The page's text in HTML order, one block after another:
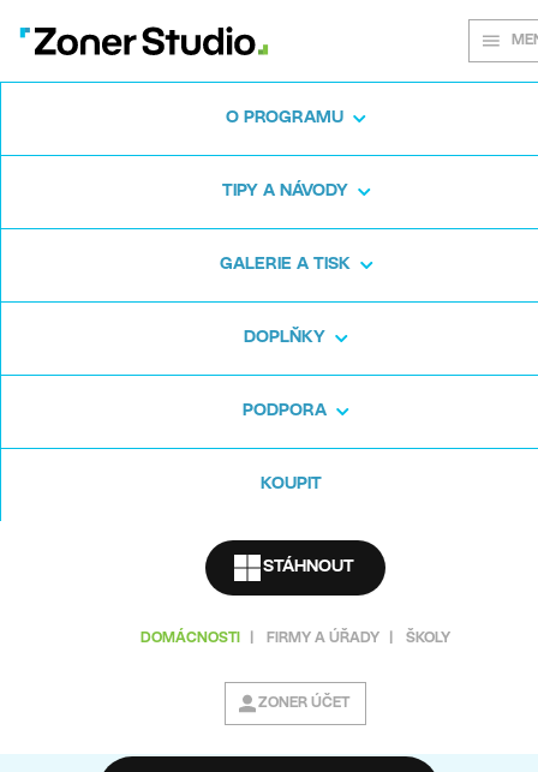
O PROGRAMU
TIPY A NÁVODY
GALERIE A TISK
DOPLŇKY
PODPORA
KOUPIT
STÁHNOUT
DOMÁCNOSTI FIRMY A ÚŘADY ŠKOLY
ZONER ÚČET
Na každém
snímku záleží